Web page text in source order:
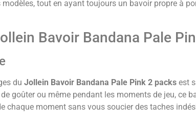
tout en ayant toujours un bavoir propre à
Bavoir Bandana Pale
du Jollein Bavoir Bandana Pale Pink 2 packs est
de goûter ou même pendant les moments de jeu,
chaque moment sans vous soucier des taches